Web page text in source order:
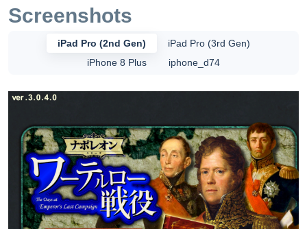
行います。 ●収録シナリオ • チュートリアル「キャンペー
ンルール」「通常ルール（リニーの戦い）」「オプション
機能」 • キャンペーンシナリオ「ワーテルロー戦役」 • ヒ
ストリカルシナリオ「リニーの戦い」「ワーテルローの戦
い」 • 歴史コンテンツ「皇帝陛下万歳」 ●ワーテルローの
仏大同盟を打破すべく、オランダに布陣するイギリス軍へ
の攻撃を決意しました。この地にはイギリス軍のほか、オ
ランダやドイツ諸侯、プロイセン軍も存在し、特に軍制改
革を終えたプロイセン軍は強力でした。そこでナポレオン
は、まずプロイセン軍を撃破して、損耗して攻撃力を失っ
た間にイギリス軍を撃破する作戦を立てます。こうして戦
いは始まります。
Screenshots
iPad Pro (2nd Gen)
iPad Pro (3rd Gen)
iPhone 8 Plus
iphone_d74